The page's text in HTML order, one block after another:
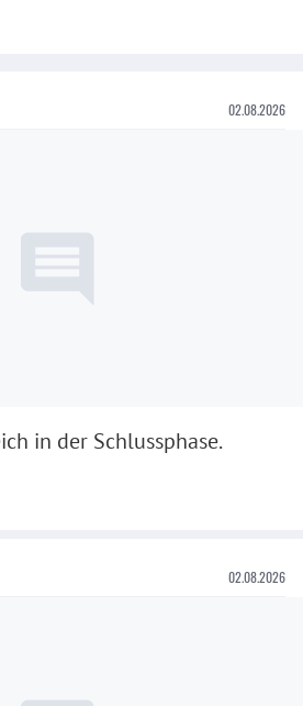
02.08.2026
in der Schlussphase.
02.08.2026